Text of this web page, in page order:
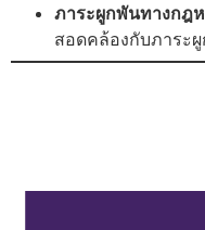
ภาระผูกพันทางกฎ
สอดคล้องกับภาระ